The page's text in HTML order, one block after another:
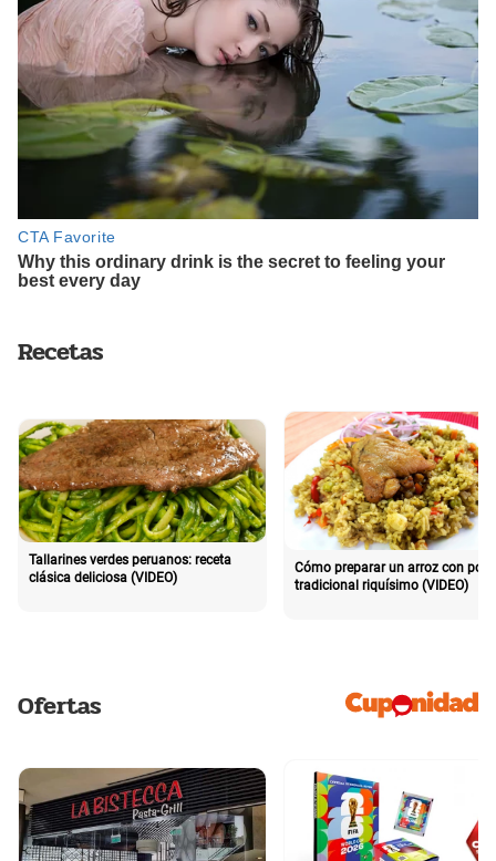
Recetas
Tallarines verdes peruanos: receta
clásica deliciosa (VIDEO)
Cómo preparar un arroz con pollo
tradicional riquísimo (VIDEO)
Ofertas